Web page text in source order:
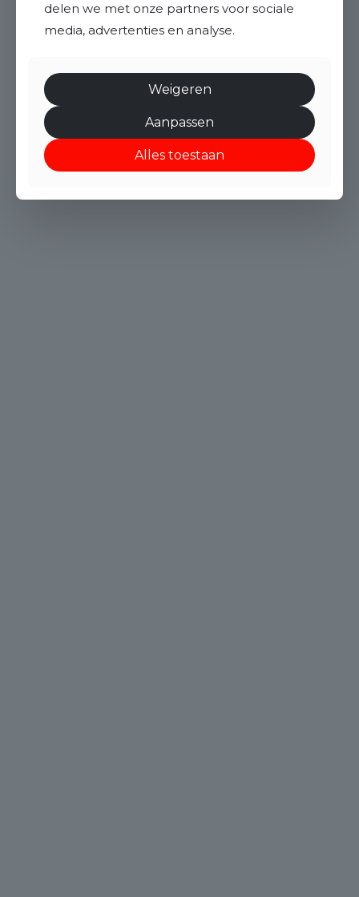
delen we met onze partners voor sociale
media, advertenties en analyse.
Weigeren
Aanpassen
Alles toestaan